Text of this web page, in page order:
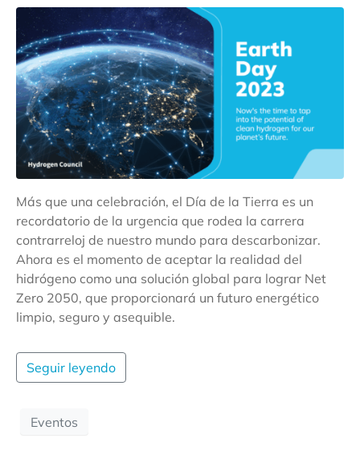
Más que una celebración, el Día de la Tierra es un
recordatorio de la urgencia que rodea la carrera
contrarreloj de nuestro mundo para descarbonizar.
Ahora es el momento de aceptar la realidad del
hidrógeno como una solución global para lograr Net
Zero 2050, que proporcionará un futuro energético
limpio, seguro y asequible.
Seguir leyendo
Eventos